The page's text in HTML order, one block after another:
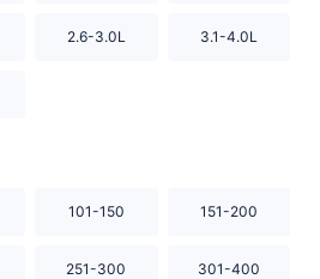
2.6-3.0L 3.1-4.0L
101-150 151-200
251-300 301-400